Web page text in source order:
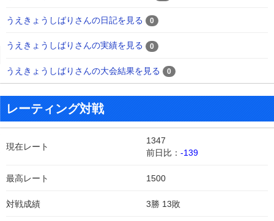
うえきょうしばりさんの日記を見る 0
うえきょうしばりさんの実績を見る 0
うえきょうしばりさんの大会結果を見る 0
レーティング対戦
現在レート
1347
前日比： -139
最高レート 1500
対戦成績 3勝 13敗